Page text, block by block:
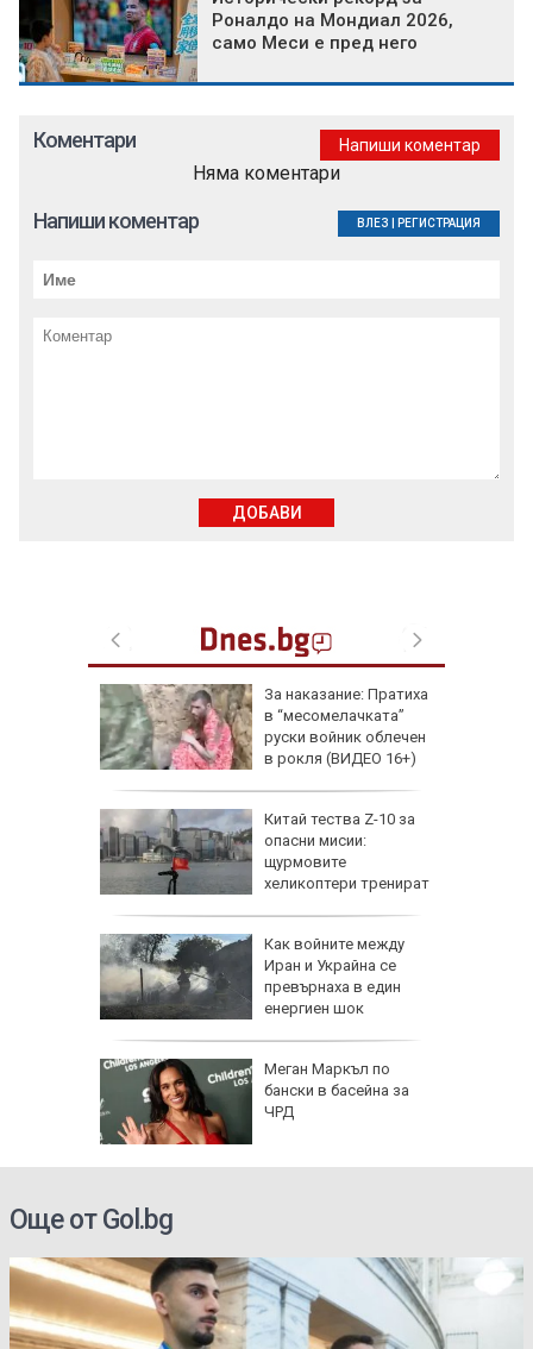
Роналдо на Мондиал 2026,
само Меси е пред него
За наказание: Пратиха
в “месомелачката”
руски войник облечен
в рокля (ВИДЕО 16+)
Китай тества Z-10 за
опасни мисии:
щурмовите
хеликоптери тренират
Как войните между
Иран и Украйна се
превърнаха в един
енергиен шок
Меган Маркъл по
бански в басейна за
ЧРД
Коментари Напиши коментар
Няма коментари
Напиши коментар ВЛЕЗ РЕГИСТРАЦИЯ
ДОБАВИ
Още от Gol.bg